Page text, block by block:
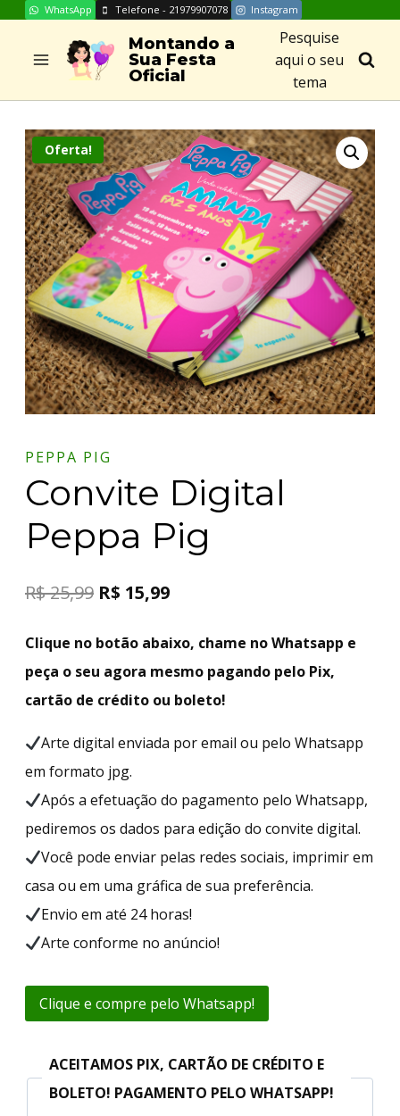
Skip
content
WhatsApp Telefone - 21979907078 Instagram
Montando a
Sua Festa
Oficial
Pesquise
aqui o seu
tema
Oferta!
PEPPA PIG
Convite Digital
Peppa Pig
R$25,99 R$ 15,99
Clique no botão abaixo, chame no Whatsapp e
peça o seu agora mesmo pagando pelo Pix,
cartão de crédito ou boleto!
Arte digital enviada por email ou pelo Whatsapp
em formato jpg.
Após a efetuação do pagamento pelo Whatsapp,
pediremos os dados para edição do convite digital.
Você pode enviar pelas redes sociais, imprimir em
casa ou em uma gráfica de sua preferência.
Envio em até 24 horas!
Arte conforme no anúncio!
Clique e compre pelo Whatsapp!
ACEITAMOS PIX, CARTÃO DE CRÉDITO E
BOLETO! PAGAMENTO PELO WHATSAPP!